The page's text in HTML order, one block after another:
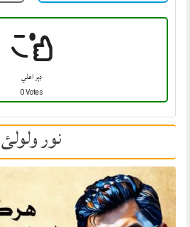
ډېر اعلي
0 Votes
نور ولولئ